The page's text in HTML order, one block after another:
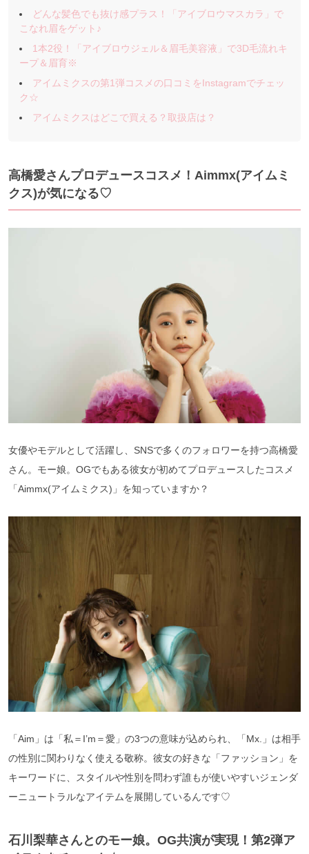
どんな髪色でも抜け感プラス！「アイブロウマスカラ」で
こなれ眉をゲット♪
1本2役！「アイブロウジェル＆眉毛美容液」で3D毛流れキ
ープ＆眉育※
アイムミクスの第1弾コスメの口コミをInstagramでチェッ
ク☆
アイムミクスはどこで買える？取扱店は？
高橋愛さんプロデュースコスメ！Aimmx(アイムミ
クス)が気になる♡
女優やモデルとして活躍し、SNSで多くのフォロワーを持つ高橋愛
さん。モー娘。OGでもある彼女が初めてプロデュースしたコスメ
「Aimmx(アイムミクス)」を知っていますか？
「Aim」は「私＝I’m＝愛」の3つの意味が込められ、「Mx.」は相手
の性別に関わりなく使える敬称。彼女の好きな「ファッション」を
キーワードに、スタイルや性別を問わず誰もが使いやすいジェンダ
ーニュートラルなアイテムを展開しているんです♡
石川梨華さんとのモー娘。OG共演が実現！第2弾ア